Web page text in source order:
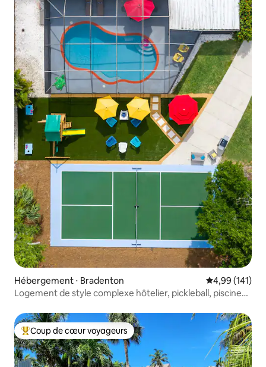
Hébergement ⋅ Bradenton Évaluation
4,99 (141)
Logement de style complexe hôtelier, pickleball, piscine
Coups de cœur voyageurs les plus appréciés
Coup de cœur voyageurs